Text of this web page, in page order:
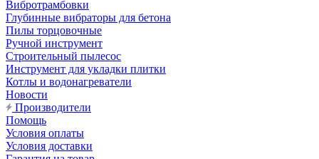
Вибротрамбовки
Глубинные вибраторы для бетона
Пилы торцовочные
Ручной инструмент
Строительный пылесос
Инструмент для укладки плитки
Котлы и водонагреватели
Новости
Производители
Помощь
Условия оплаты
Условия доставки